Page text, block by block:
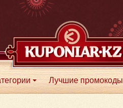
+
Лучшие промокоды